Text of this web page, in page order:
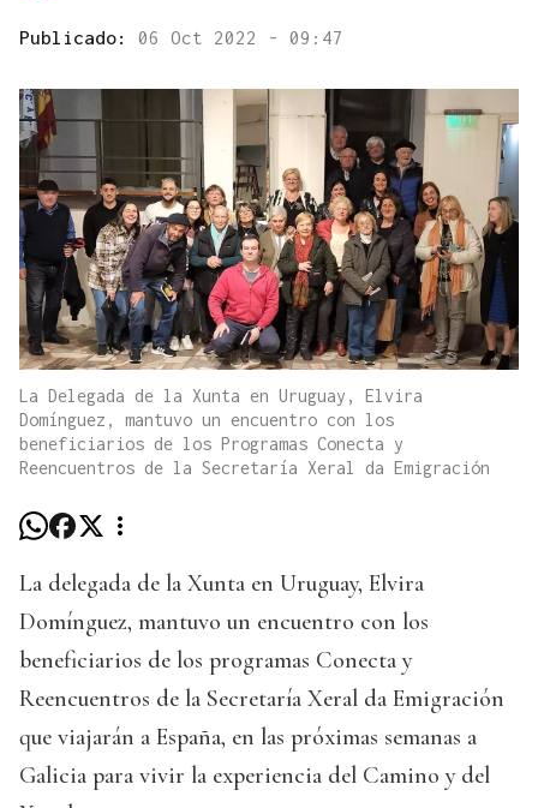
Publicado: 06 Oct 2022 - 09:47
La Delegada de la Xunta en Uruguay, Elvira
Domínguez, mantuvo un encuentro con los
beneficiarios de los Programas Conecta y
Reencuentros de la Secretaría Xeral da Emigración
La delegada de la Xunta en Uruguay, Elvira
Domínguez, mantuvo un encuentro con los
beneficiarios de los programas Conecta y
Reencuentros de la Secretaría Xeral da Emigración
que viajarán a España, en las próximas semanas a
Galicia para vivir la experiencia del Camino y del